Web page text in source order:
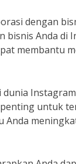
dengan
Anda di
membantu
untuk
Anda